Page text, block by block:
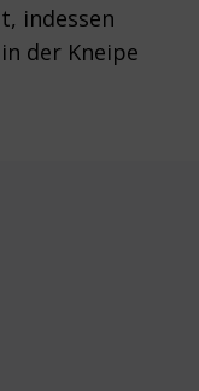
indessen
der Kneipe